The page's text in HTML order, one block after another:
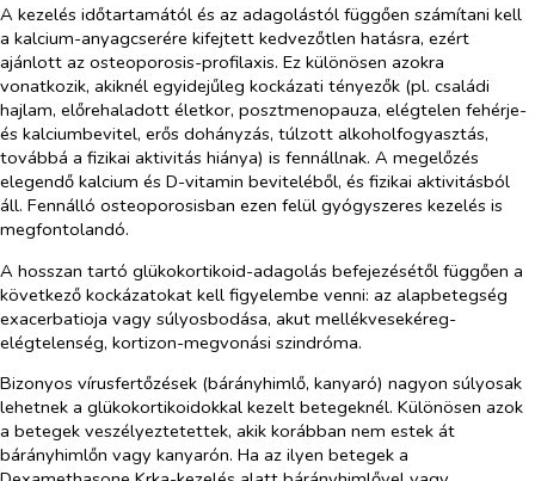
A kezelés időtartamától és az adagolástól függően számítani kell
a kalcium-anyagcserére kifejtett kedvezőtlen hatásra, ezért
ajánlott az osteoporosis-profilaxis. Ez különösen azokra
vonatkozik, akiknél egyidejűleg kockázati tényezők (pl. családi
hajlam, előrehaladott életkor, posztmenopauza, elégtelen fehérje-
és kalciumbevitel, erős dohányzás, túlzott alkoholfogyasztás,
továbbá a fizikai aktivitás hiánya) is fennállnak. A megelőzés
elegendő kalcium és D-vitamin beviteléből, és fizikai aktivitásból
áll. Fennálló osteoporosisban ezen felül gyógyszeres kezelés is
megfontolandó.
A hosszan tartó glükokortikoid-adagolás befejezésétől függően a
következő kockázatokat kell figyelembe venni: az alapbetegség
exacerbatioja vagy súlyosbodása, akut mellékvesekéreg-
elégtelenség, kortizon-megvonási szindróma.
Bizonyos vírusfertőzések (bárányhimlő, kanyaró) nagyon súlyosak
lehetnek a glükokortikoidokkal kezelt betegeknél. Különösen azok
a betegek veszélyeztetettek, akik korábban nem estek át
bárányhimlőn vagy kanyarón. Ha az ilyen betegek a